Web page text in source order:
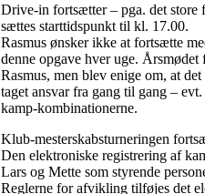
Drive-in fortsætter – pga. det store
sættes starttidspunkt til kl. 17.00.
Rasmus ønsker ikke at fortsætte
denne opgave hver uge.
Rasmus, men blev enige om, at
taget ansvar fra gang til gang –
kamp-kombinationerne.
Klub-mesterskabsturneringen
Den elektroniske registrering af
Lars og Mette som styrende
Reglerne for afvikling tilføjes det